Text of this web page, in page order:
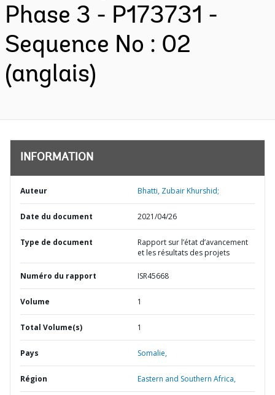
Phase 3 - P173731 -
Sequence No : 02
(anglais)
INFORMATION
Auteur Bhatti, Zubair Khurshid;
Date du document 2021/04/26
Type de document
Rapport sur l’état d’avancement
et les résultats des projets
Numéro du rapport ISR45668
Volume 1
Total Volume(s) 1
Pays Somalie,
Région Eastern and Southern Africa,